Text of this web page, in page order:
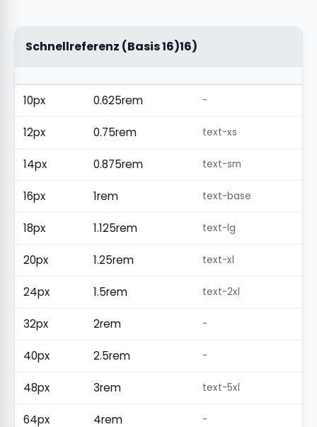
Schnellreferenz (Basis 16)16)
10px 0.625rem -
12px 0.75rem text-xs
14px 0.875rem text-sm
16px 1rem text-base
18px 1.125rem text-lg
20px 1.25rem text-xl
24px 1.5rem text-2xl
32px 2rem -
40px 2.5rem -
48px 3rem text-5xl
64px 4rem -